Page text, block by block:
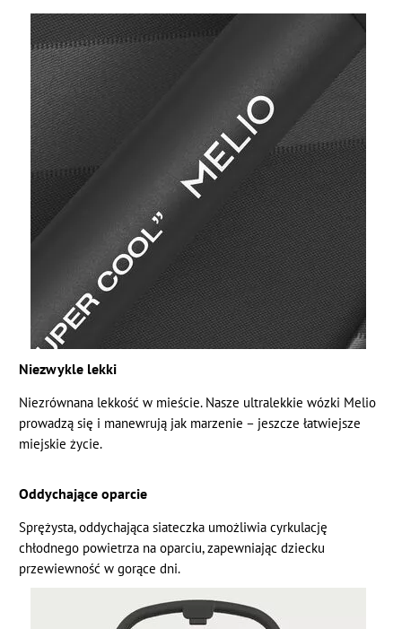
Niezwykle lekki
Niezrównana lekkość w mieście. Nasze ultralekkie wózki Melio
prowadzą się i manewrują jak marzenie – jeszcze łatwiejsze
miejskie życie.
Oddychające oparcie
Sprężysta, oddychająca siateczka umożliwia cyrkulację
chłodnego powietrza na oparciu, zapewniając dziecku
przewiewność w gorące dni.